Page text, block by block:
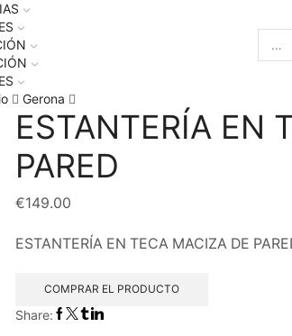
Gerona
ESTANTERÍA EN
PARED
€149.00
ESTANTERÍA EN TECA MACIZA DE
COMPRAR EL PRODUCTO
Share: